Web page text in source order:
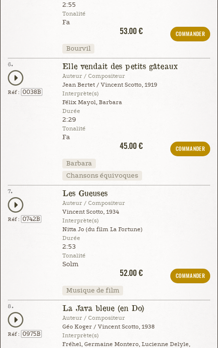
2:55
Tonalité
Fa
53.00 €
COMMANDER
Bourvil
6.
Réf : 0038B
Elle vendait des petits gâteaux
Auteur / Compositeur
Jean Bertet / Vincent Scotto, 1919
Interprète(s)
Félix Mayol, Barbara
Durée
2:29
Tonalité
Fa
45.00 €
COMMANDER
Barbara
Chansons équivoques
7.
Réf : 0742B
Les Gueuses
Auteur / Compositeur
Vincent Scotto, 1934
Interprète(s)
Nitta Jo (du film La Fortune)
Durée
2:53
Tonalité
Solm
52.00 €
COMMANDER
Musique de film
8.
Réf : 0975B
La Java bleue (en Do)
Auteur / Compositeur
Géo Koger / Vincent Scotto, 1938
Interprète(s)
Fréhel, Germaine Montero, Lucienne Delyle,